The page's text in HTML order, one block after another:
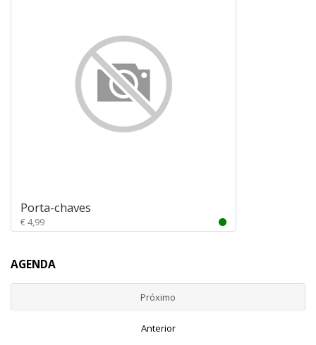
Porta-chaves
€ 4,99
AGENDA
Próximo
Anterior